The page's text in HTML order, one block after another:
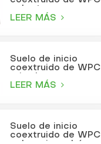
LEER MÁS
Suelo de inicio
coextruido de WPC
LEER MÁS
Suelo de inicio
coextruido de WPC